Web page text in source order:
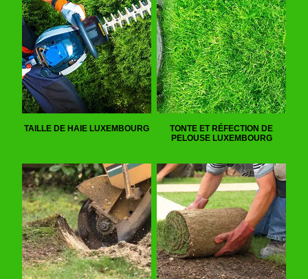
TAILLE DE HAIE LUXEMBOURG
TONTE ET RÉFECTION DE
PELOUSE LUXEMBOURG